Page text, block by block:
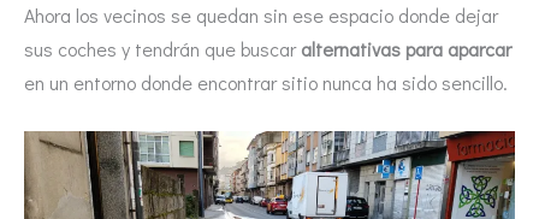
Ahora los vecinos se quedan sin ese espacio donde dejar
sus coches y tendrán que buscaralternativas para aparcar
en un entorno donde encontrar sitio nunca ha sido sencillo.